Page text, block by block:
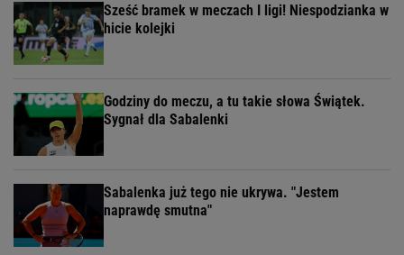
Sześć bramek w meczach I ligi! Niespodzianka w
hicie kolejki
Godziny do meczu, a tu takie słowa Świątek.
Sygnał dla Sabalenki
Sabalenka już tego nie ukrywa. "Jestem
naprawdę smutna"